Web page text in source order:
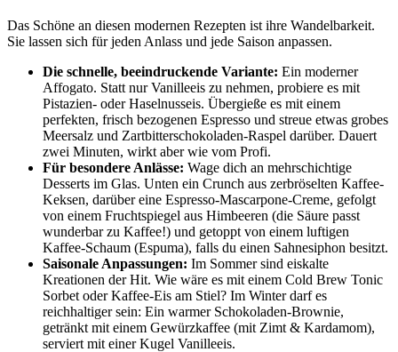
Das Schöne an diesen modernen Rezepten ist ihre Wandelbarkeit.
Sie lassen sich für jeden Anlass und jede Saison anpassen.
Die schnelle, beeindruckende Variante: Ein moderner
Affogato. Statt nur Vanilleeis zu nehmen, probiere es mit
Pistazien- oder Haselnusseis. Übergieße es mit einem
perfekten, frisch bezogenen Espresso und streue etwas grobes
Meersalz und Zartbitterschokoladen-Raspel darüber. Dauert
zwei Minuten, wirkt aber wie vom Profi.
Für besondere Anlässe: Wage dich an mehrschichtige
Desserts im Glas. Unten ein Crunch aus zerbröselten Kaffee-
Keksen, darüber eine Espresso-Mascarpone-Creme, gefolgt
von einem Fruchtspiegel aus Himbeeren (die Säure passt
wunderbar zu Kaffee!) und getoppt von einem luftigen
Kaffee-Schaum (Espuma), falls du einen Sahnesiphon besitzt.
Saisonale Anpassungen: Im Sommer sind eiskalte
Kreationen der Hit. Wie wäre es mit einem Cold Brew Tonic
Sorbet oder Kaffee-Eis am Stiel? Im Winter darf es
reichhaltiger sein: Ein warmer Schokoladen-Brownie,
getränkt mit einem Gewürzkaffee (mit Zimt & Kardamom),
serviert mit einer Kugel Vanilleeis.